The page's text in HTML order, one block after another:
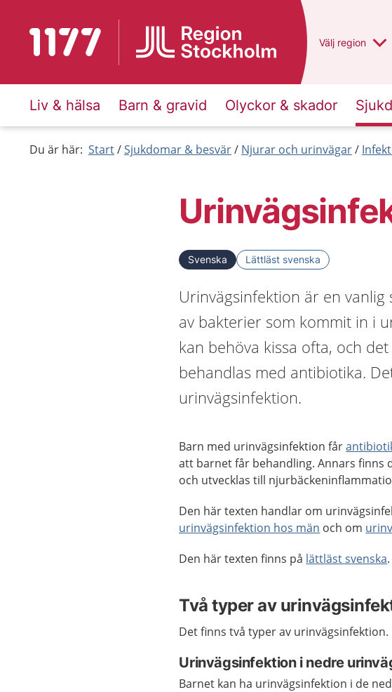
Till startsidan för 1177 Du har valt
Välj en annan
region
Liv & hälsa Barn & gravid Olyckor & skador
Du är här: Start Sjukdomar & besvär Njurar och urinvägar
Svenska Lättläst svenska
Urinvägsinfektion är en
av bakterier som kommit in i
kan behöva kissa ofta, och
behandlas med antibiotika.
urinvägsinfektion.
Barn med urinvägsinfektion får
att barnet får behandling. Annars
och utvecklas till
Den här texten handlar om
urinvägsinfektion hos män och om
Den här texten finns på lättläst svenska.
Två typer av
Det finns två typer av urinvägsinfektion.
Urinvägsinfektion i nedre
Barnet kan ha urinvägsinfektion i de